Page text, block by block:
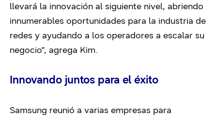
llevará la innovación al siguiente nivel, abriendo
innumerables oportunidades para la industria de
redes y ayudando a los operadores a escalar su
negocio”, agrega Kim.
Innovando juntos para el éxito
Samsung reunió a varias empresas para